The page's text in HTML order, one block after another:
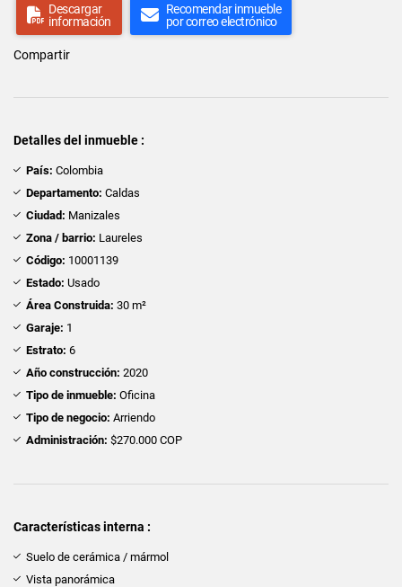
Descargar
información
Recomendar inmueble
por correo electrónico
Compartir
Detalles del inmueble :
País: Colombia
Departamento: Caldas
Ciudad: Manizales
Zona / barrio: Laureles
Código: 10001139
Estado: Usado
Área Construida: 30 m²
Garaje: 1
Estrato: 6
Año construcción: 2020
Tipo de inmueble: Oficina
Tipo de negocio: Arriendo
Administración: $270.000 COP
Características interna :
Suelo de cerámica / mármol
Vista panorámica